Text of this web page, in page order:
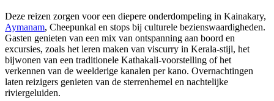
Deze reizen zorgen voor een diepere onderdompeling in Kainakary,
Aymanam, Cheepunkal en stops bij culturele bezienswaardigheden.
Gasten genieten van een mix van ontspanning aan boord en
excursies, zoals het leren maken van viscurry in Kerala-stijl, het
bijwonen van een traditionele Kathakali-voorstelling of het
verkennen van de weelderige kanalen per kano. Overnachtingen
laten reizigers genieten van de sterrenhemel en nachtelijke
riviergeluiden.